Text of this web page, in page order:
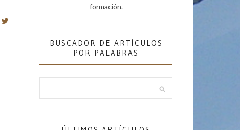
formación.
BUSCADOR DE ARTÍCULOS
POR PALABRAS